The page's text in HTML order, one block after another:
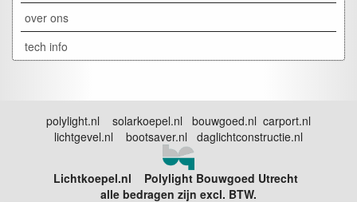
over ons
tech info
polylight.nl solarkoepel.nl bouwgoed.nl carport.nl
lichtgevel.nl bootsaver.nl daglichtconstructie.nl
Lichtkoepel.nl Polylight Bouwgoed Utrecht
alle bedragen zijn excl. BTW.